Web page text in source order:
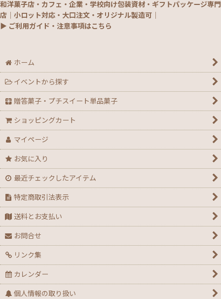
【銘菓撰29・秋冬】菓子単品・プチギフト
【秋】秋のおすすめパッケージ
【ハロウィン】★全力応援★グッズ★
【アウトレット】ハロウィン
【２０２６年】クリスマスデコ箱・ノエル箱・トレー
【クリスマス】ミニデコ箱トレー付き＜3号 4号 4.5
【クリスマス】ノエル箱
【クリスマス】★全力応援！X’masグッズ
和洋菓子店・カフェ・企業・学校向け包装資材・ギフトパッケージ専門
店｜小ロット対応・大口注文・オリジナル製造可｜
▶ ご利用ガイド・注意事項はこちら
ホーム
イベントから探す
贈答菓子・プチスイート単品菓子
ショッピングカート
マイページ
お気に入り
最近チェックしたアイテム
特定商取引法表示
送料とお支払い
お問合せ
リンク集
カレンダー
個人情報の取り扱い